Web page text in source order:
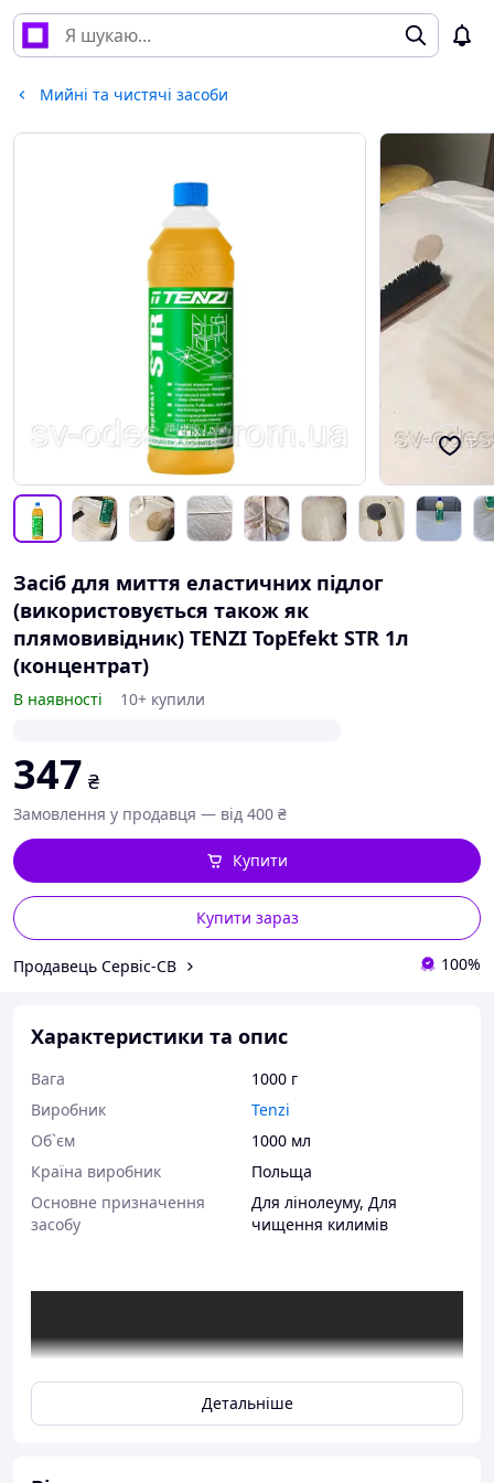
Мийні та чистячі засоби
Засіб для миття еластичних підлог
(використовується також як
плямовивідник) TENZI TopEfekt STR 1л
(концентрат)
В наявності 10+ купили
347 ₴
Замовлення у продавця — від 400 ₴
Купити зараз
Купити
Продавець Сервіс-СВ 100%
Характеристики та опис
Вага
1000 г
Виробник
Tenzi
Об`єм
1000 мл
Країна виробник
Польща
Основне призначення
засобу
Для лінолеуму, Для
чищення килимів
Детальніше